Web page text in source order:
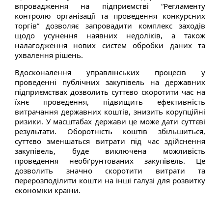
впровадження на підприємстві “Регламенту
контролю організації та проведення конкурсних
торгів” дозволяє запровадити комплекс заходів
щодо усунення наявних недоліків, а також
налагодження нових систем обробки даних та
ухвалення рішень.
Вдосконалення управлінських процесів у
проведенні публічних закупівель на державних
підприємствах дозволить суттєво скоротити час на
їхнє проведення, підвищить ефективність
витрачання державних коштів, знизить корупційні
ризики. У масштабах держави це може дати суттєві
результати. Оборотність коштів збільшиться,
суттєво зменшаться витрати під час здійснення
закупівель, буде виключена можливість
проведення необґрунтованих закупівель. Це
дозволить значно скоротити витрати та
перерозподілити кошти на інші галузі для розвитку
економіки країни.